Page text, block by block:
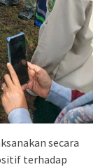
secara
terhadap